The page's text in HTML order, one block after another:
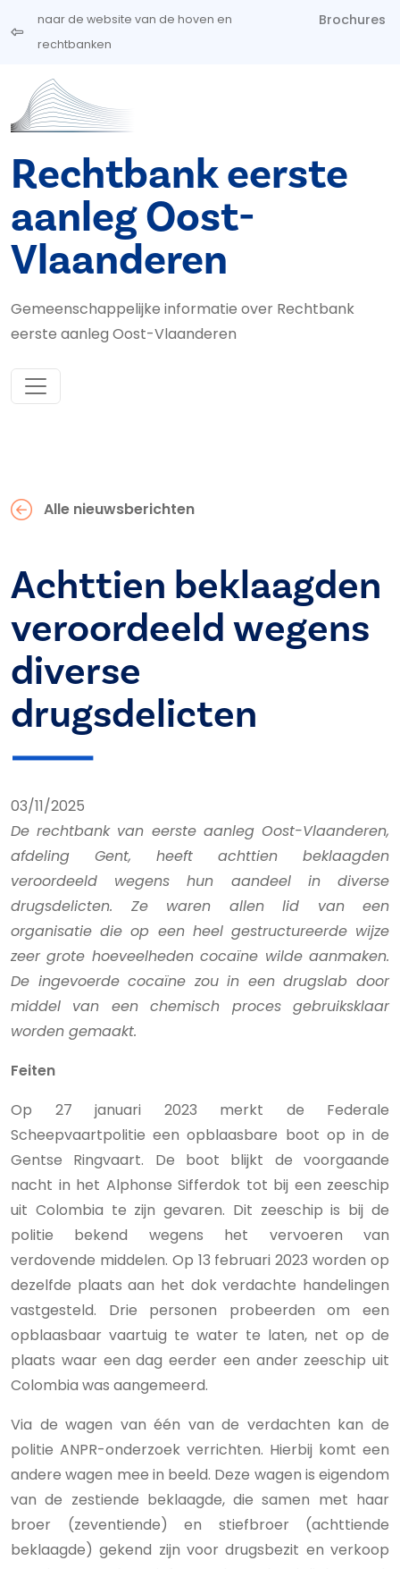
Overslaan en naar de inhoud gaan
naar de website van de hoven en
rechtbanken
Brochures
Rechtbank eerste
aanleg Oost-
Vlaanderen
Gemeenschappelijke informatie over Rechtbank
eerste aanleg Oost-Vlaanderen
Alle nieuwsberichten
Achttien beklaagden
veroordeeld wegens
diverse
drugsdelicten
03/11/2025
De rechtbank van eerste aanleg Oost-Vlaanderen,
afdeling Gent, heeft achttien beklaagden
veroordeeld wegens hun aandeel in diverse
drugsdelicten. Ze waren allen lid van een
organisatie die op een heel gestructureerde wijze
zeer grote hoeveelheden cocaïne wilde aanmaken.
De ingevoerde cocaïne zou in een drugslab door
middel van een chemisch proces gebruiksklaar
worden gemaakt.
Feiten
Op 27 januari 2023 merkt de Federale
Scheepvaartpolitie een opblaasbare boot op in de
Gentse Ringvaart. De boot blijkt de voorgaande
nacht in het Alphonse Sifferdok tot bij een zeeschip
uit Colombia te zijn gevaren. Dit zeeschip is bij de
politie bekend wegens het vervoeren van
verdovende middelen. Op 13 februari 2023 worden op
dezelfde plaats aan het dok verdachte handelingen
vastgesteld. Drie personen probeerden om een
opblaasbaar vaartuig te water te laten, net op de
plaats waar een dag eerder een ander zeeschip uit
Colombia was aangemeerd.
Via de wagen van één van de verdachten kan de
politie ANPR-onderzoek verrichten. Hierbij komt een
andere wagen mee in beeld. Deze wagen is eigendom
van de zestiende beklaagde, die samen met haar
broer (zeventiende) en stiefbroer (achttiende
beklaagde) gekend zijn voor drugsbezit en verkoop